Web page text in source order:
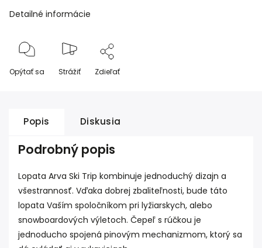
Detailné informácie
Opýtať sa Strážiť Zdieľať
Popis Diskusia
Podrobný popis
Lopata Arva Ski Trip kombinuje jednoduchý dizajn a
všestrannosť. Vďaka dobrej zbaliteľnosti, bude táto
lopata Vaším spoločníkom pri lyžiarskych, alebo
snowboardových výletoch. Čepeľ s rúčkou je
jednoducho spojená pinovým mechanizmom, ktorý sa